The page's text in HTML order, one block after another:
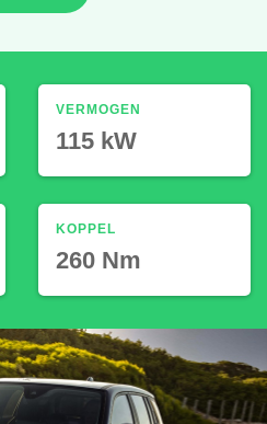
VERMOGEN
115 kW
KOPPEL
260 Nm